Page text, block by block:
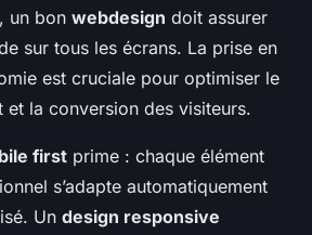
un bon webdesign doit assurer
sur tous les écrans. La prise en
est cruciale pour optimiser le
et la conversion des visiteurs.
first prime : chaque élément
s’adapte automatiquement
Un design responsive